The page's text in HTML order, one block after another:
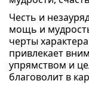
Честь и
мощь и
черты
привлекает
упрямством и
благоволит в